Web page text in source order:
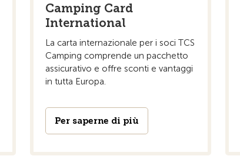
Camping Card
International
La carta internazionale per i soci TCS
Camping comprende un pacchetto
assicurativo e offre sconti e vantaggi
in tutta Europa.
Per saperne di più